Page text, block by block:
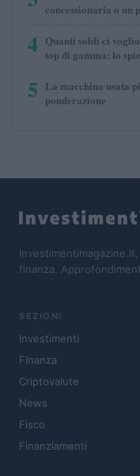
concessionaria o un
4 Quanti soldi ci
top di gamma: lo
5 La macchina usata
ponderazione
finanza.
SEZIONI
Investimenti
Finanza
Criptovalute
News
Fisco
Finanziamenti